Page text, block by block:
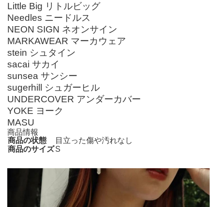
Little Big リトルビッグ
Needles ニードルス
NEON SIGN ネオンサイン
MARKAWEAR マーカウェア
stein シュタイン
sacai サカイ
sunsea サンシー
sugerhill シュガーヒル
UNDERCOVER アンダーカバー
YOKE ヨーク
MASU
商品情報
商品の状態
目立った傷や汚れなし
商品のサイズS